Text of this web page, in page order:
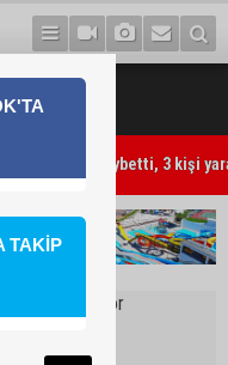
hayatını kaybetti, 3 kişi
TAKİP